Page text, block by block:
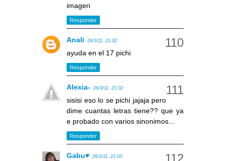
imagen
Responder
Anali 26/3/11, 21:02
ayuda en el 17 pichi
Responder
Alexia- 26/3/11, 21:02
sisisi eso lo se pichi jajaja pero
dime cuantas letras tiene?? que ya
e probado con varios sinonimos...
Responder
Gabu♥ 26/3/11, 21:03